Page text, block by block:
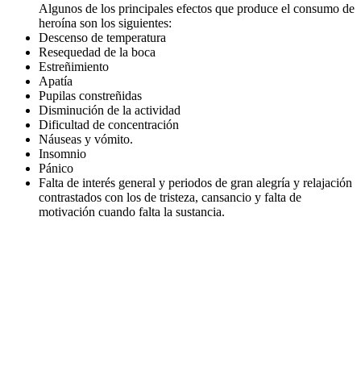
Algunos de los principales efectos que produce el consumo de
heroína son los siguientes:
Descenso de temperatura
Resequedad de la boca
Estreñimiento
Apatía
Pupilas constreñidas
Disminución de la actividad
Dificultad de concentración
Náuseas y vómito.
Insomnio
Pánico
Falta de interés general y periodos de gran alegría y relajación
contrastados con los de tristeza, cansancio y falta de
motivación cuando falta la sustancia.